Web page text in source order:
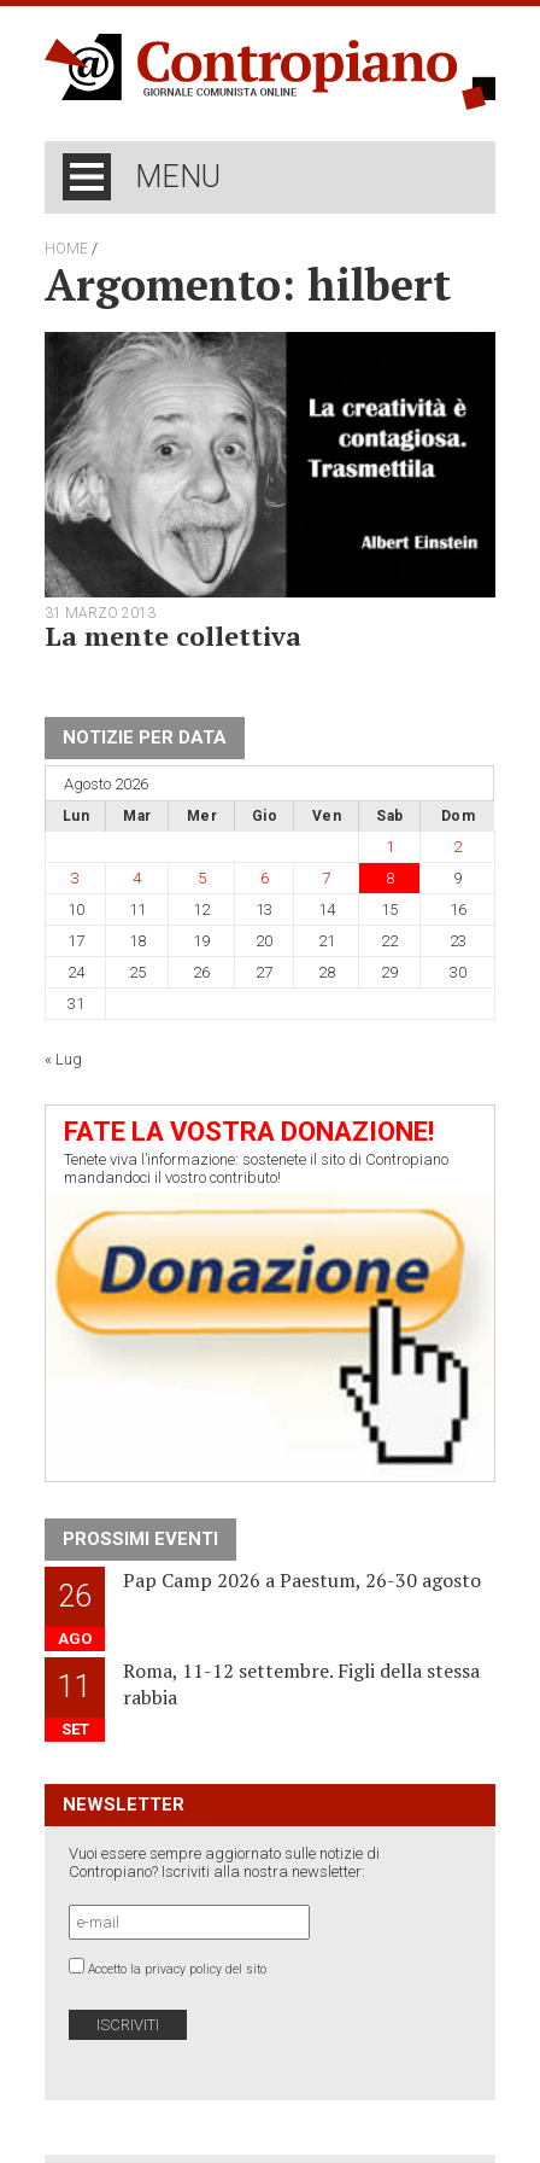
MENU
HOME /
Argomento: hilbert
31 MARZO 2013
La mente collettiva
NOTIZIE PER DATA
Agosto 2026
Lun Mar Mer Gio Ven Sab Dom
1
2
3
4 5 6 7 8
9
10
11 12 13 14 15
16
17
18 19 20 21 22
23
24
25 26 27 28 29
30
31
« Lug
FATE LA VOSTRA DONAZIONE!
Tenete viva l’informazione: sostenete il sito di Contropiano
mandandoci il vostro contributo!
PROSSIMI EVENTI
26
AGO
Pap Camp 2026 a Paestum, 26-30 agosto
11
SET
Roma, 11-12 settembre. Figli della stessa
rabbia
NEWSLETTER
Vuoi essere sempre aggiornato sulle notizie di
Contropiano? Iscriviti alla nostra newsletter:
Accetto la privacy policy del sito